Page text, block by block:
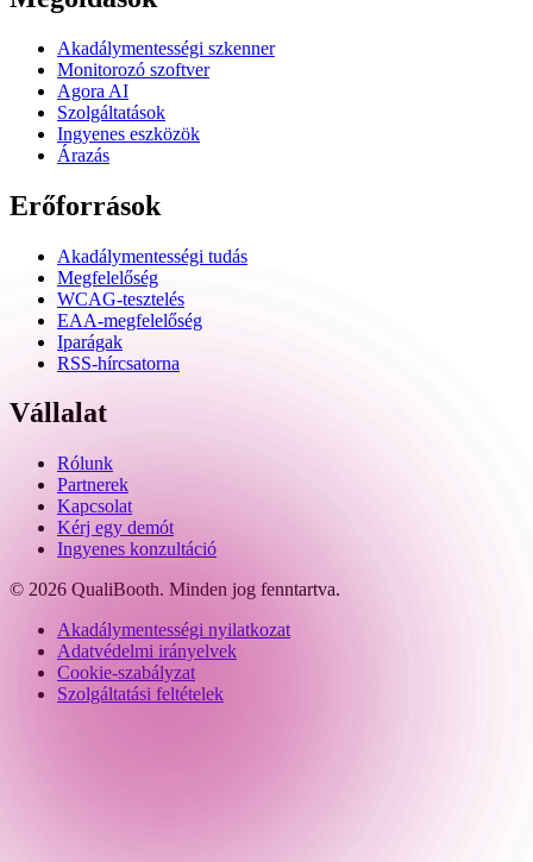
Akadálymentességi szkenner
Monitorozó szoftver
Agora AI
Szolgáltatások
Ingyenes eszközök
Árazás
Erőforrások
Akadálymentességi tudás
Megfelelőség
WCAG-tesztelés
EAA-megfelelőség
Iparágak
RSS-hírcsatorna
Vállalat
Rólunk
Partnerek
Kapcsolat
Kérj egy demót
Ingyenes konzultáció
© 2026 QualiBooth. Minden jog fenntartva.
Akadálymentességi nyilatkozat
Adatvédelmi irányelvek
Cookie-szabályzat
Szolgáltatási feltételek